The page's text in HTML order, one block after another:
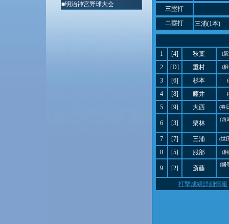
■明治神宮野球大会
三塁打
二塁打
三浦(1本)
1 [4] 秋葉 (
2 [D] 重村 (
3 [6] 杉本
4 [8] 藤井
5 [9] 大西 (春
6 [3] 栗林
(西
7 [7] 三浦 (世
8 [5] 服部 (
9 [2] 斎藤
(國
打撃成績詳細情報